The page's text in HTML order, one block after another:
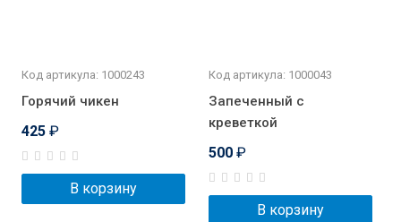
Код артикула: 1000243
Горячий чикен
425 ₽
В корзину
Код артикула: 1000043
Запеченный с
креветкой
500 ₽
В корзину